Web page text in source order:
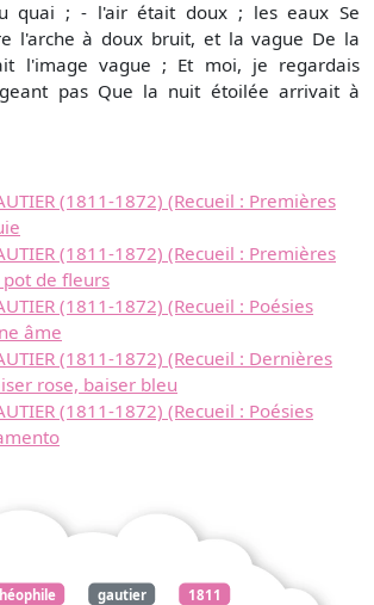
quai ; - l'air était doux ; les eaux Se
l'arche à doux bruit, et la vague De la
l'image vague ; Et moi, je regardais
pas Que la nuit étoilée arrivait à
(1811-1872) (Recueil : Premières
(1811-1872) (Recueil : Premières
pot de fleurs
(1811-1872) (Recueil : Poésies
âme
(1811-1872) (Recueil : Dernières
rose, baiser bleu
(1811-1872) (Recueil : Poésies
gautier 1811